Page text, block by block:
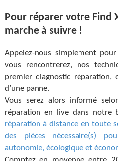
Pour réparer votre Find
marche à suivre !
Appelez-nous simplement
vous rencontrerez, nos
premier diagnostic réparation,
d’une panne.
Vous serez alors informé
réparation en live dans notre
réparation à distance en toute
des pièces nécessaire(s)
autonomie, écologique et